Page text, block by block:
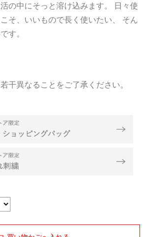
の中にそっと溶け込みます。 日々使
そ、いいもので長く使いたい、 そん
す。
干異なることをご了承ください。